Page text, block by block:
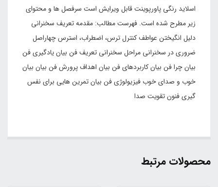
اسلاید رنگی پاورپوینت قابل ویرایش است سرفصل ها و محتوای
زیر مطرح شده است. فهرست مطالب: مقدمه تعریف سخنرانی
دلیل انگیختن عواطف کنترل ترس، اضطراب، استرس چهاراصل
ضروری در سخنرانی مراحل سخنرانی تعریف فن بیان یادگیری فن
بیان چرا فن بیان کاربردهای فن بیان اهداف پرورش فن بیان بیان
خوب و صدای خوب فیزیولوژی فن بیان تمرین هایی برای نفس
گیری فنون تقویت صدا
محصولات مرتبط